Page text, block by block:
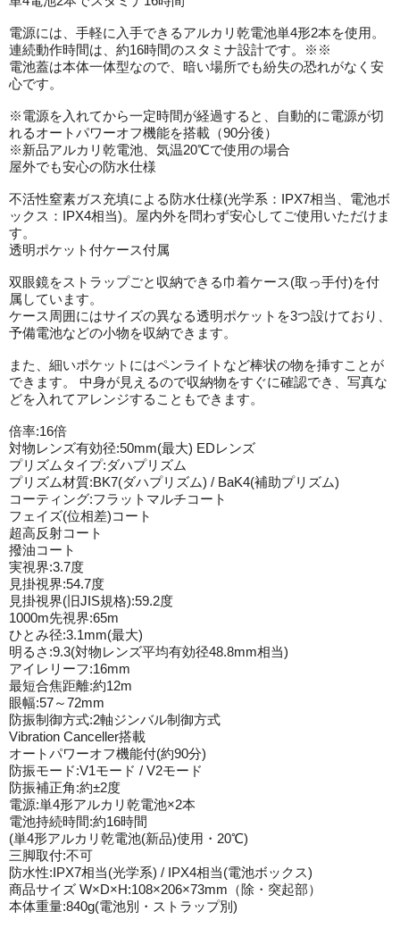
電源には、手軽に入手できるアルカリ乾電池単4形2本を使用。
連続動作時間は、約16時間のスタミナ設計です。※※
電池蓋は本体一体型なので、暗い場所でも紛失の恐れがなく安
心です。
※電源を入れてから一定時間が経過すると、自動的に電源が切
れるオートパワーオフ機能を搭載（90分後）
※新品アルカリ乾電池、気温20℃で使用の場合
屋外でも安心の防水仕様
不活性窒素ガス充填による防水仕様(光学系：IPX7相当、電池ボ
ックス：IPX4相当)。屋内外を問わず安心してご使用いただけま
す。
透明ポケット付ケース付属
双眼鏡をストラップごと収納できる巾着ケース(取っ手付)を付
属しています。
ケース周囲にはサイズの異なる透明ポケットを3つ設けており、
予備電池などの小物を収納できます。
また、細いポケットにはペンライトなど棒状の物を挿すことが
できます。 中身が見えるので収納物をすぐに確認でき、写真な
どを入れてアレンジすることもできます。
倍率:16倍
対物レンズ有効径:50mm(最大) EDレンズ
プリズムタイプ:ダハプリズム
プリズム材質:BK7(ダハプリズム) / BaK4(補助プリズム)
コーティング:フラットマルチコート
フェイズ(位相差)コート
超高反射コート
撥油コート
実視界:3.7度
見掛視界:54.7度
見掛視界(旧JIS規格):59.2度
1000m先視界:65m
ひとみ径:3.1mm(最大)
明るさ:9.3(対物レンズ平均有効径48.8mm相当)
アイレリーフ:16mm
最短合焦距離:約12m
眼幅:57～72mm
防振制御方式:2軸ジンバル制御方式
Vibration Canceller搭載
オートパワーオフ機能付(約90分)
防振モード:V1モード / V2モード
防振補正角:約±2度
電源:単4形アルカリ乾電池×2本
電池持続時間:約16時間
(単4形アルカリ乾電池(新品)使用・20℃)
三脚取付:不可
防水性:IPX7相当(光学系) / IPX4相当(電池ボックス)
商品サイズ W×D×H:108×206×73mm（除・突起部）
本体重量:840g(電池別・ストラップ別)